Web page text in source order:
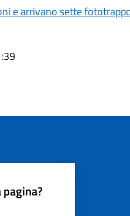
e arrivano sette